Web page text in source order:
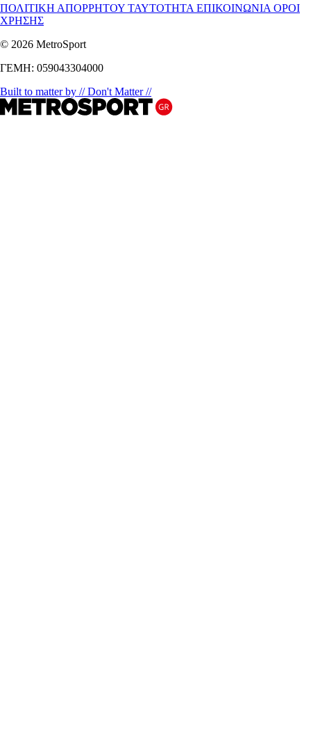
ΠΟΛΙΤΙΚΗ ΑΠΟΡΡΗΤΟΥ ΤΑΥΤΟΤΗΤΑ ΕΠΙΚΟΙΝΩΝΙΑ ΟΡΟΙ
ΧΡΗΣΗΣ
© 2026 MetroSport
ΓΕΜΗ: 059043304000
Built to matter by // Don't Matter //